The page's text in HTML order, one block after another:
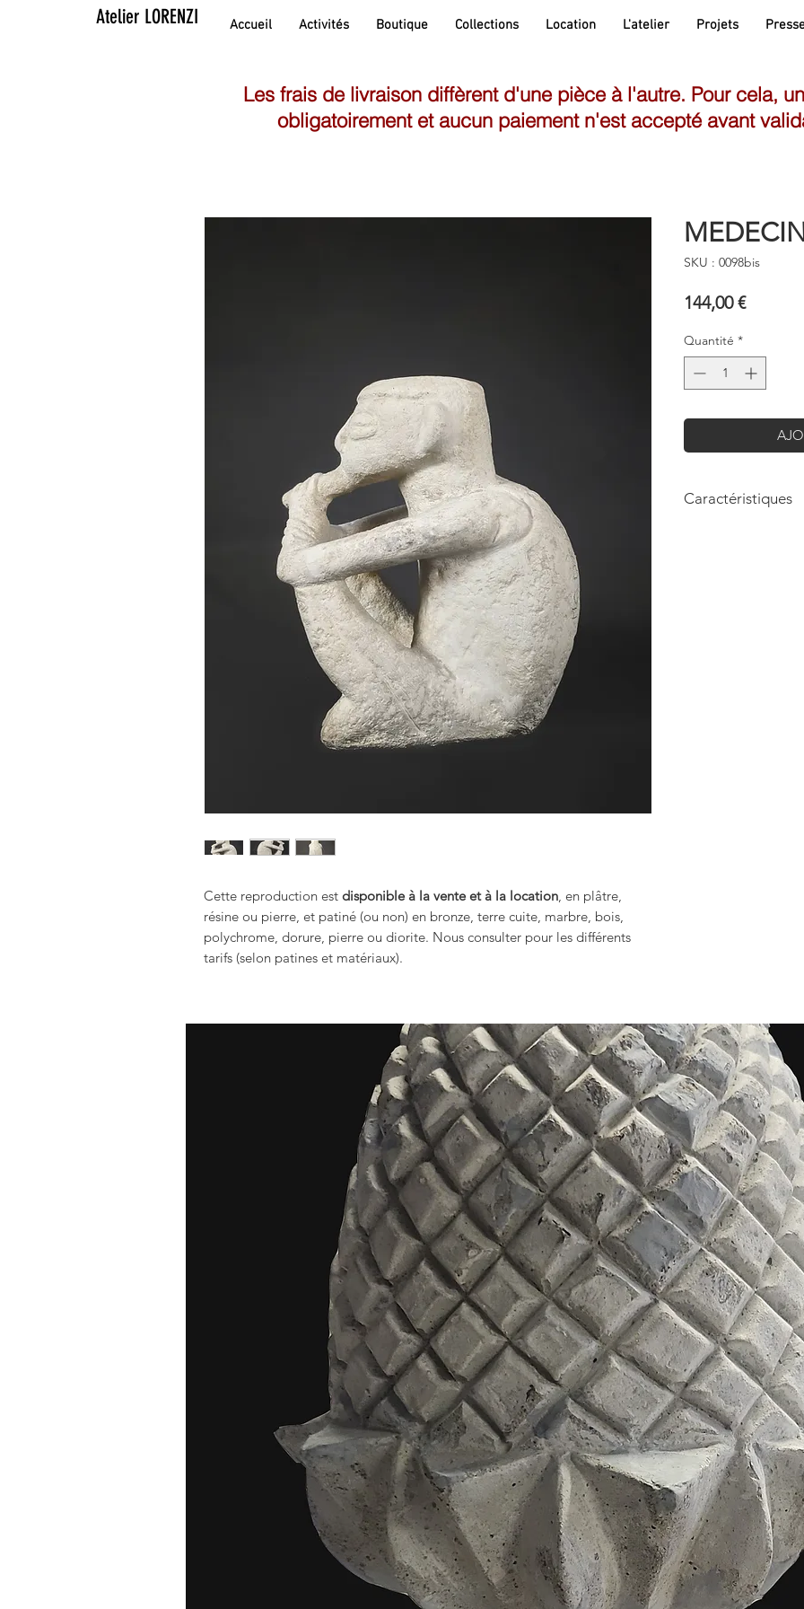
Atelier LORENZI Accueil Activités Boutique Collections Location L'atelier Projets
Cette reproduction est disponible à la vente et à la location, en plâtre,
résine ou pierre, et patiné (ou non) en bronze, terre cuite, marbre, bois,
polychrome, dorure, pierre ou diorite. Nous consulter pour les différents
tarifs (selon patines et matériaux).
SKU : 0098bis
144,00 €Prix
Quantité *
Caractéristiques
Les frais de livraison diffèrent d'une pièce à l'autre. Pour cela,
obligatoirement et aucun paiement n'est accepté avant